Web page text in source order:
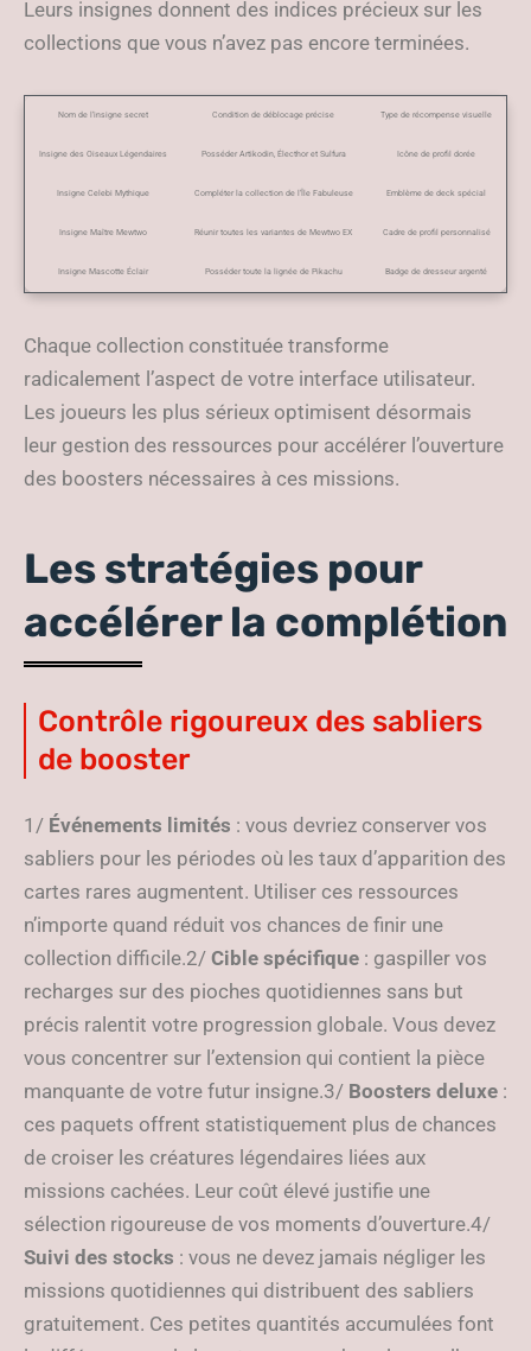
Leurs insignes donnent des indices précieux sur les
collections que vous n’avez pas encore terminées.
Nom de l’insigne secret Condition de déblocage précise Type de récompense visuelle
Insigne des Oiseaux Légendaires Posséder Artikodin, Électhor et Sulfura Icône de profil dorée
Insigne Celebi Mythique Compléter la collection de l’Île Fabuleuse Emblème de deck spécial
Insigne Maître Mewtwo Réunir toutes les variantes de Mewtwo EX Cadre de profil personnalisé
Insigne Mascotte Éclair Posséder toute la lignée de Pikachu Badge de dresseur argenté
Chaque collection constituée transforme
radicalement l’aspect de votre interface utilisateur.
Les joueurs les plus sérieux optimisent désormais
leur gestion des ressources pour accélérer l’ouverture
des boosters nécessaires à ces missions.
Les stratégies pour
accélérer la complétion
Contrôle rigoureux des sabliers
de booster
1/ Événements limités : vous devriez conserver vos
sabliers pour les périodes où les taux d’apparition des
cartes rares augmentent. Utiliser ces ressources
n’importe quand réduit vos chances de finir une
collection difficile.2/ Cible spécifique : gaspiller vos
recharges sur des pioches quotidiennes sans but
précis ralentit votre progression globale. Vous devez
vous concentrer sur l’extension qui contient la pièce
manquante de votre futur insigne.3/ Boosters deluxe :
ces paquets offrent statistiquement plus de chances
de croiser les créatures légendaires liées aux
missions cachées. Leur coût élevé justifie une
sélection rigoureuse de vos moments d’ouverture.4/
Suivi des stocks : vous ne devez jamais négliger les
missions quotidiennes qui distribuent des sabliers
gratuitement. Ces petites quantités accumulées font